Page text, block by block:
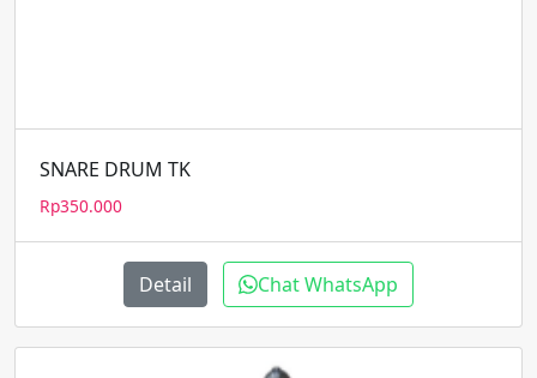
SNARE DRUM TK
Rp350.000
Detail Chat WhatsApp